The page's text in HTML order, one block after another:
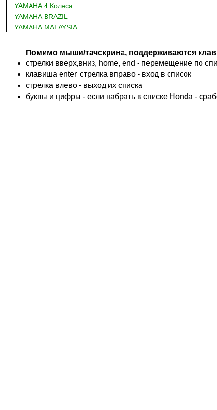
YAMAHA 4 Колеса
YAMAHA BRAZIL
YAMAHA MALAYSIA
BMW
KTM
ADIVA
ADLY
Помимо мыши/тачскрина, поддерживаются
стрелки вверх,вниз, home, end - перемещение по
клавиша enter, стрелка вправо - вход в список
cтрелка влево - выход их списка
буквы и цифры - если набрать в списке Honda -